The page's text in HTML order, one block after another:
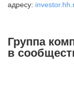
2-я Брестская ул.,
+7 495 980-64-27
адресу:
Группа
в